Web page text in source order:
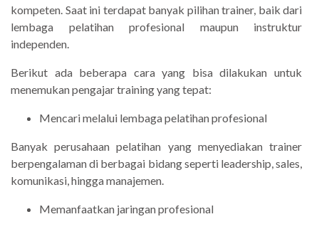
kompeten. Saat ini terdapat banyak pilihan trainer, baik dari
lembaga pelatihan profesional maupun instruktur
independen.
Berikut ada beberapa cara yang bisa dilakukan untuk
menemukan pengajar training yang tepat:
Mencari melalui lembaga pelatihan profesional
Banyak perusahaan pelatihan yang menyediakan trainer
berpengalaman di berbagai bidang seperti leadership, sales,
komunikasi, hingga manajemen.
Memanfaatkan jaringan profesional